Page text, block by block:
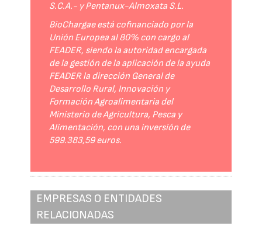
S.C.A.- y Pentanux-Almoxata S.L.
BioChargae está cofinanciado por la
Unión Europea al 80% con cargo al
FEADER, siendo la autoridad encargada
de la gestión de la aplicación de la ayuda
FEADER la dirección General de
Desarrollo Rural, Innovación y
Formación Agroalimentaria del
Ministerio de Agricultura, Pesca y
Alimentación, con una inversión de
599.383,59 euros.
EMPRESAS O ENTIDADES
RELACIONADAS